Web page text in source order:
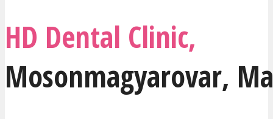
HD Dental Clinic,
Mosonmagyarovar,